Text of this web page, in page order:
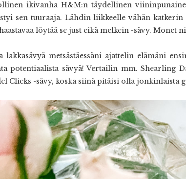
ikivanha H&M:n täydellinen
sen tuuraaja. Lähdin liikkeelle vähän
löytää se just eikä melkein -sävy.
lakkasävyä metsästäessäni ajattelin elämäni
potentiaalista sävyä! Vertailin mm. Shearling
Clicks -sävy, koska siinä pitäisi olla jonkinlaista